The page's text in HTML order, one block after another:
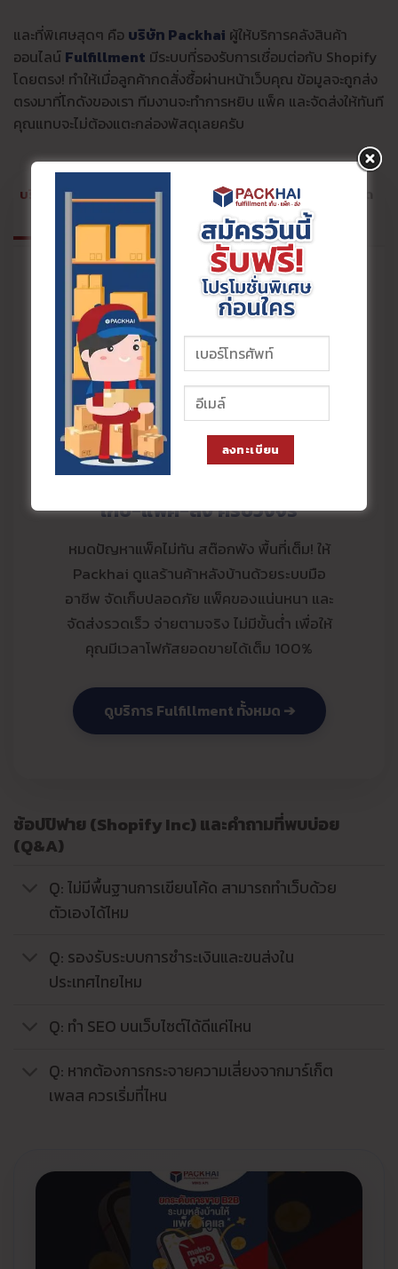
และที่พิเศษสุดๆ คือ บริษัท Packhai ผู้ให้บริการคลังสินค้า
ออนไลน์ Fulfillment มีระบบที่รองรับการเชื่อมต่อกับ Shopify
โดยตรง! ทำให้เมื่อลูกค้ากดสั่งซื้อผ่านหน้าเว็บคุณ ข้อมูลจะถูกส่ง
ตรงมาที่โกดังของเรา ทีมงานจะทำการหยิบ แพ็ค และจัดส่งให้ทันที
คุณแทบจะไม่ต้องแตะกล่องพัสดุเลยครับ
บริการ Fulfillment
ระบบจัดการคลัง
ระบบจัดการออเด
อร์ (OMS)
คลังสินค้าออนไลน์
เก็บ-แพ็ค-ส่ง ครบวงจร
หมดปัญหาแพ็คไม่ทัน สต๊อกพัง พื้นที่เต็ม! ให้
Packhai ดูแลร้านค้าหลังบ้านด้วยระบบมือ
อาชีพ จัดเก็บปลอดภัย แพ็คของแน่นหนา และ
จัดส่งรวดเร็ว จ่ายตามจริง ไม่มีขั้นต่ำ เพื่อให้
คุณมีเวลาโฟกัสยอดขายได้เต็ม 100%
ดูบริการ Fulfillment ทั้งหมด ➔
PACKHAI SYSTEM
ช้อปปิฟาย (Shopify Inc) และคำถามที่พบบ่อย
(Q&A)
Q: ไม่มีพื้นฐานการเขียนโค้ด สามารถทำเว็บด้วย
ตัวเองได้ไหม
Q: รองรับระบบการชำระเงินและขนส่งใน
ประเทศไทยไหม
Q: ทำ SEO บนเว็บไซต์ได้ดีแค่ไหน
Q: หากต้องการกระจายความเสี่ยงจากมาร์เก็ต
เพลส ควรเริ่มที่ไหน
ลงทะเบียน